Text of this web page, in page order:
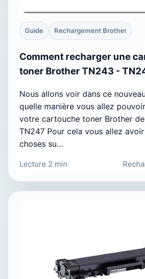
Guide Rechargement Brother
Comment recharger une
toner Brother TN243 -
Nous allons voir dans ce
quelle manière vous allez
votre cartouche toner Brother
TN247 Pour cela vous allez
choses su…
Lecture 2 min